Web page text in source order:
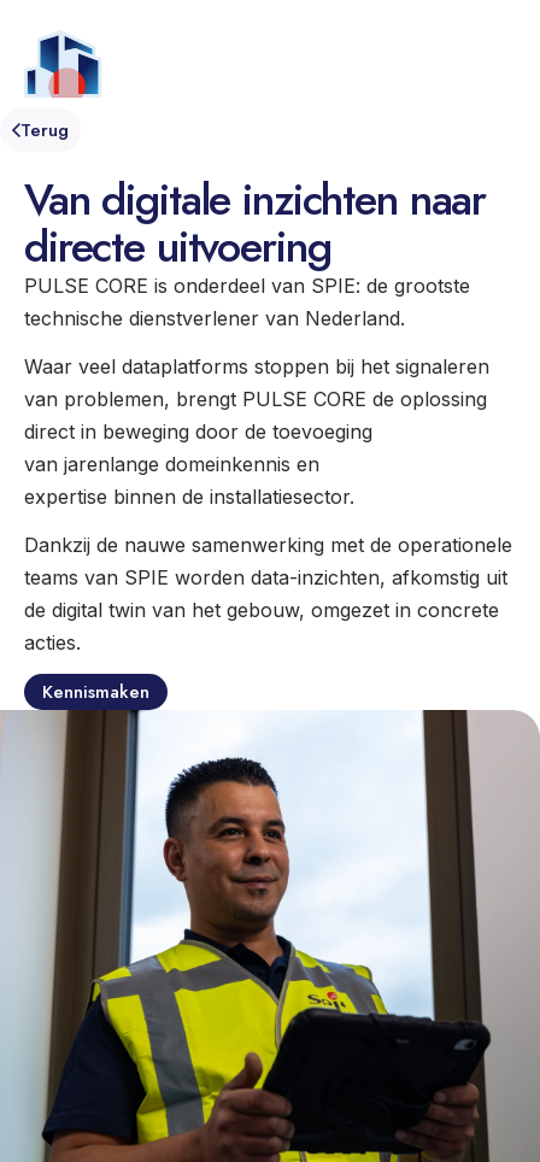
Terug
Van digitale inzichten naar
directe uitvoering
PULSE CORE is onderdeel van SPIE: de grootste
technische dienstverlener van Nederland.
Waar veel dataplatforms stoppen bij het signaleren
van problemen, brengt PULSE CORE de oplossing
direct in beweging door de toevoeging
van jarenlange domeinkennis en
expertise binnen de installatiesector.
Dankzij de nauwe samenwerking met de operationele
teams van SPIE worden data-inzichten, afkomstig uit
de digital twin van het gebouw, omgezet in concrete
acties.
Kennismaken